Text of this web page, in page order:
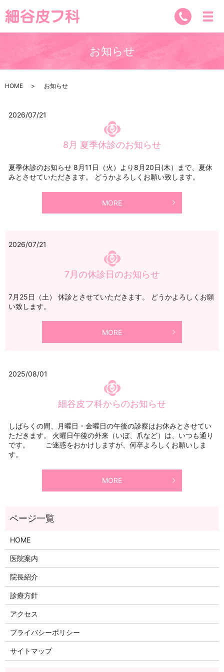
お知らせ
HOME お知らせ
2026/07/21
8月 夏季休診のお知らせ
夏季休診のお知らせ 8月11日（火）より8月20日(木）まで、夏休
みとさせていただきます。 どうかよろしくお願い致します。
MORE
2026/07/21
7月の休診日のお知らせ
7月25日（土） 休診とさせていただきます。 どうかよろしくお願
い致します。
MORE
2025/08/01
細谷皮フ科からのお知らせ
しばらくの間、月曜日・金曜日の午後の診察はお休みとさせてい
ただきます。 火曜日午後の外来（いぼ、爪など）は、いつも通り
です。 ご迷惑をおかけしますが、何卒よろしくお願いしま
す。
MORE
HOME
医院案内
院長紹介
診療方針
アクセス
プライバシーポリシー
サイトマップ